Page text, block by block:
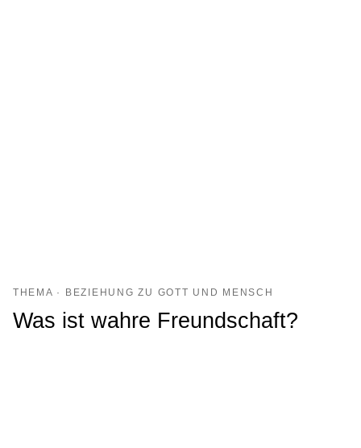
THEMA · BEZIEHUNG ZU GOTT UND MENSCH
Was ist wahre Freundschaft?